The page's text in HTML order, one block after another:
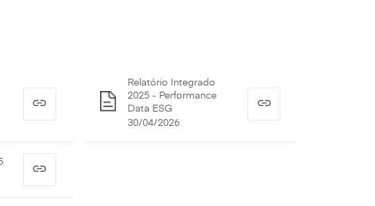
Relatório Integrado
2025 - Performance
Data ESG
30/04/2026